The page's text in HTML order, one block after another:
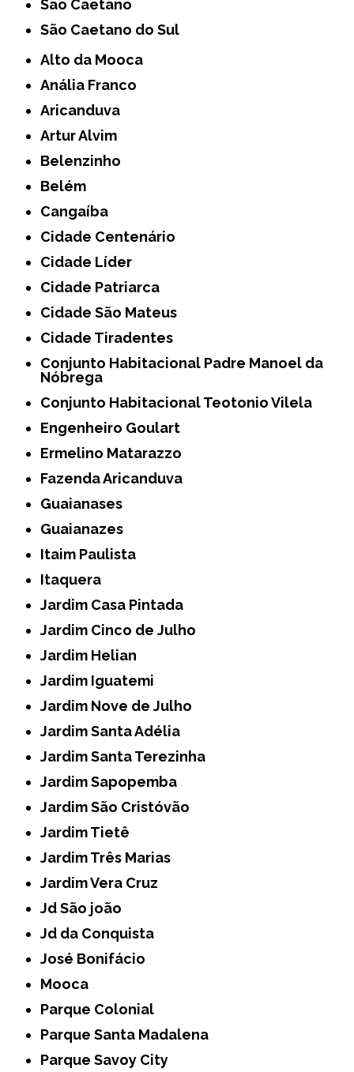
São Caetano
São Caetano do Sul
Alto da Mooca
Anália Franco
Aricanduva
Artur Alvim
Belenzinho
Belém
Cangaíba
Cidade Centenário
Cidade Líder
Cidade Patriarca
Cidade São Mateus
Cidade Tiradentes
Conjunto Habitacional Padre Manoel da
Nóbrega
Conjunto Habitacional Teotonio Vilela
Engenheiro Goulart
Ermelino Matarazzo
Fazenda Aricanduva
Guaianases
Guaianazes
Itaim Paulista
Itaquera
Jardim Casa Pintada
Jardim Cinco de Julho
Jardim Helian
Jardim Iguatemi
Jardim Nove de Julho
Jardim Santa Adélia
Jardim Santa Terezinha
Jardim Sapopemba
Jardim São Cristóvão
Jardim Tietê
Jardim Três Marias
Jardim Vera Cruz
Jd São joão
Jd da Conquista
José Bonifácio
Mooca
Parque Colonial
Parque Santa Madalena
Parque Savoy City